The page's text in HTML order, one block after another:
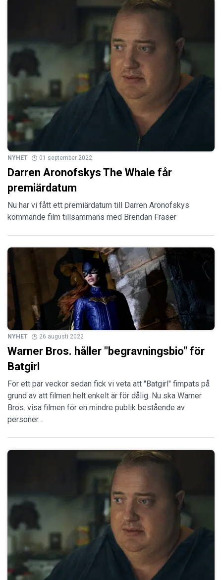
NYHET 01 september 2022
Darren Aronofskys The Whale får
premiärdatum
Nu har vi fått ett premiärdatum till Darren Aronofskys
kommande film tillsammans med Brendan Fraser
NYHET 26 augusti 2022
Warner Bros. håller "begravningsbio" för
Batgirl
För ett par veckor sedan fick vi veta att "Batgirl" fimpats på
grund av att filmen helt enkelt är för dålig. Nu ska Warner
Bros. visa filmen för en mindre publik bestående av
personer…